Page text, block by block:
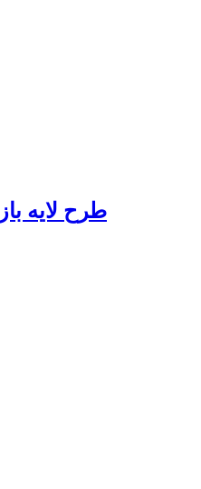
طرح لایه باز تقویم